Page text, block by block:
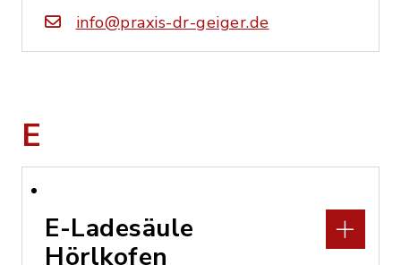
info@praxis-dr-geiger.de
E
E-Ladesäule
Hörlkofen